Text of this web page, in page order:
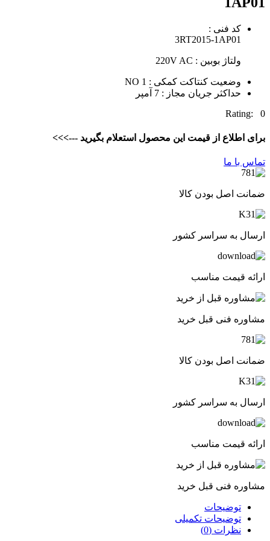
کد فنی :
3RT2015-1AP01
ولتاژ بوبین : 220V AC
وضعیت کنتاکت کمکی : 1 NO
حداکثر جریان مجاز : 7 آمپر
Rating: 0
برای اطلاع از قیمت این محصول استعلام بگیرید --->>>
تماس با ما
ضمانت اصل بودن کالا
ارسال به سراسر کشور
ارائه قیمت مناسب
مشاوره فنی قبل خرید
ضمانت اصل بودن کالا
ارسال به سراسر کشور
ارائه قیمت مناسب
مشاوره فنی قبل خرید
توضیحات
توضیحات تکمیلی
نظرات (0)